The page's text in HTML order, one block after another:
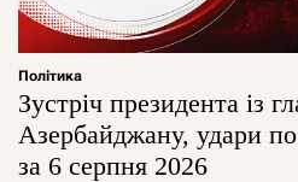
Політика
Зустріч президента із
Азербайджану, удари
за 6 серпня 2026